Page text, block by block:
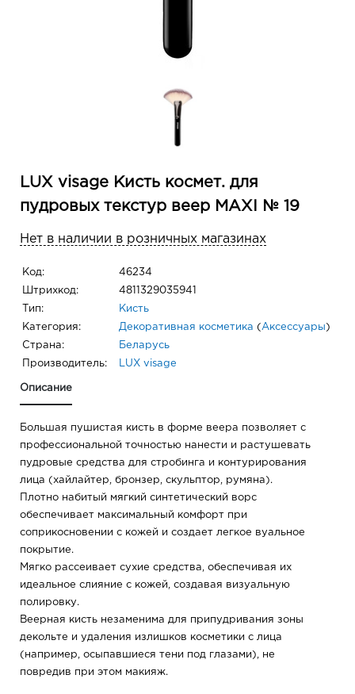
LUX visage Кисть космет. для
пудровых текстур веер MAXI № 19
Нет в наличии в розничных магазинах
Код: 46234
Штрихкод: 4811329035941
Тип: Кисть
Категория: Декоративная косметика ( Аксессуары )
Страна: Беларусь
Производитель: LUX visage
Описание
Большая пушистая кисть в форме веера позволяет с
профессиональной точностью нанести и растушевать
пудровые средства для стробинга и контурирования
лица (хайлайтер, бронзер, скульптор, румяна).
Плотно набитый мягкий синтетический ворс
обеспечивает максимальный комфорт при
соприкосновении с кожей и создает легкое вуальное
покрытие.
Мягко рассеивает сухие средства, обеспечивая их
идеальное слияние с кожей, создавая визуальную
полировку.
Веерная кисть незаменима для припудривания зоны
декольте и удаления излишков косметики с лица
(например, осыпавшиеся тени под глазами), не
повредив при этом макияж.